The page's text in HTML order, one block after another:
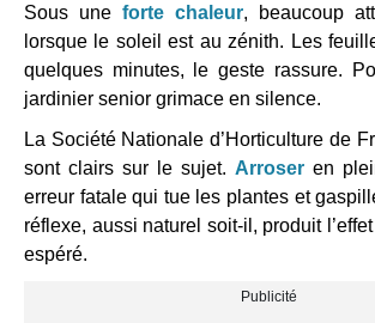
Sous une forte chaleur, beaucoup
lorsque le soleil est au zénith. Les
quelques minutes, le geste rassure.
jardinier senior grimace en silence.
La Société Nationale d’Horticulture de
sont clairs sur le sujet. Arroser en
erreur fatale qui tue les plantes et
réflexe, aussi naturel soit-il, produit
espéré.